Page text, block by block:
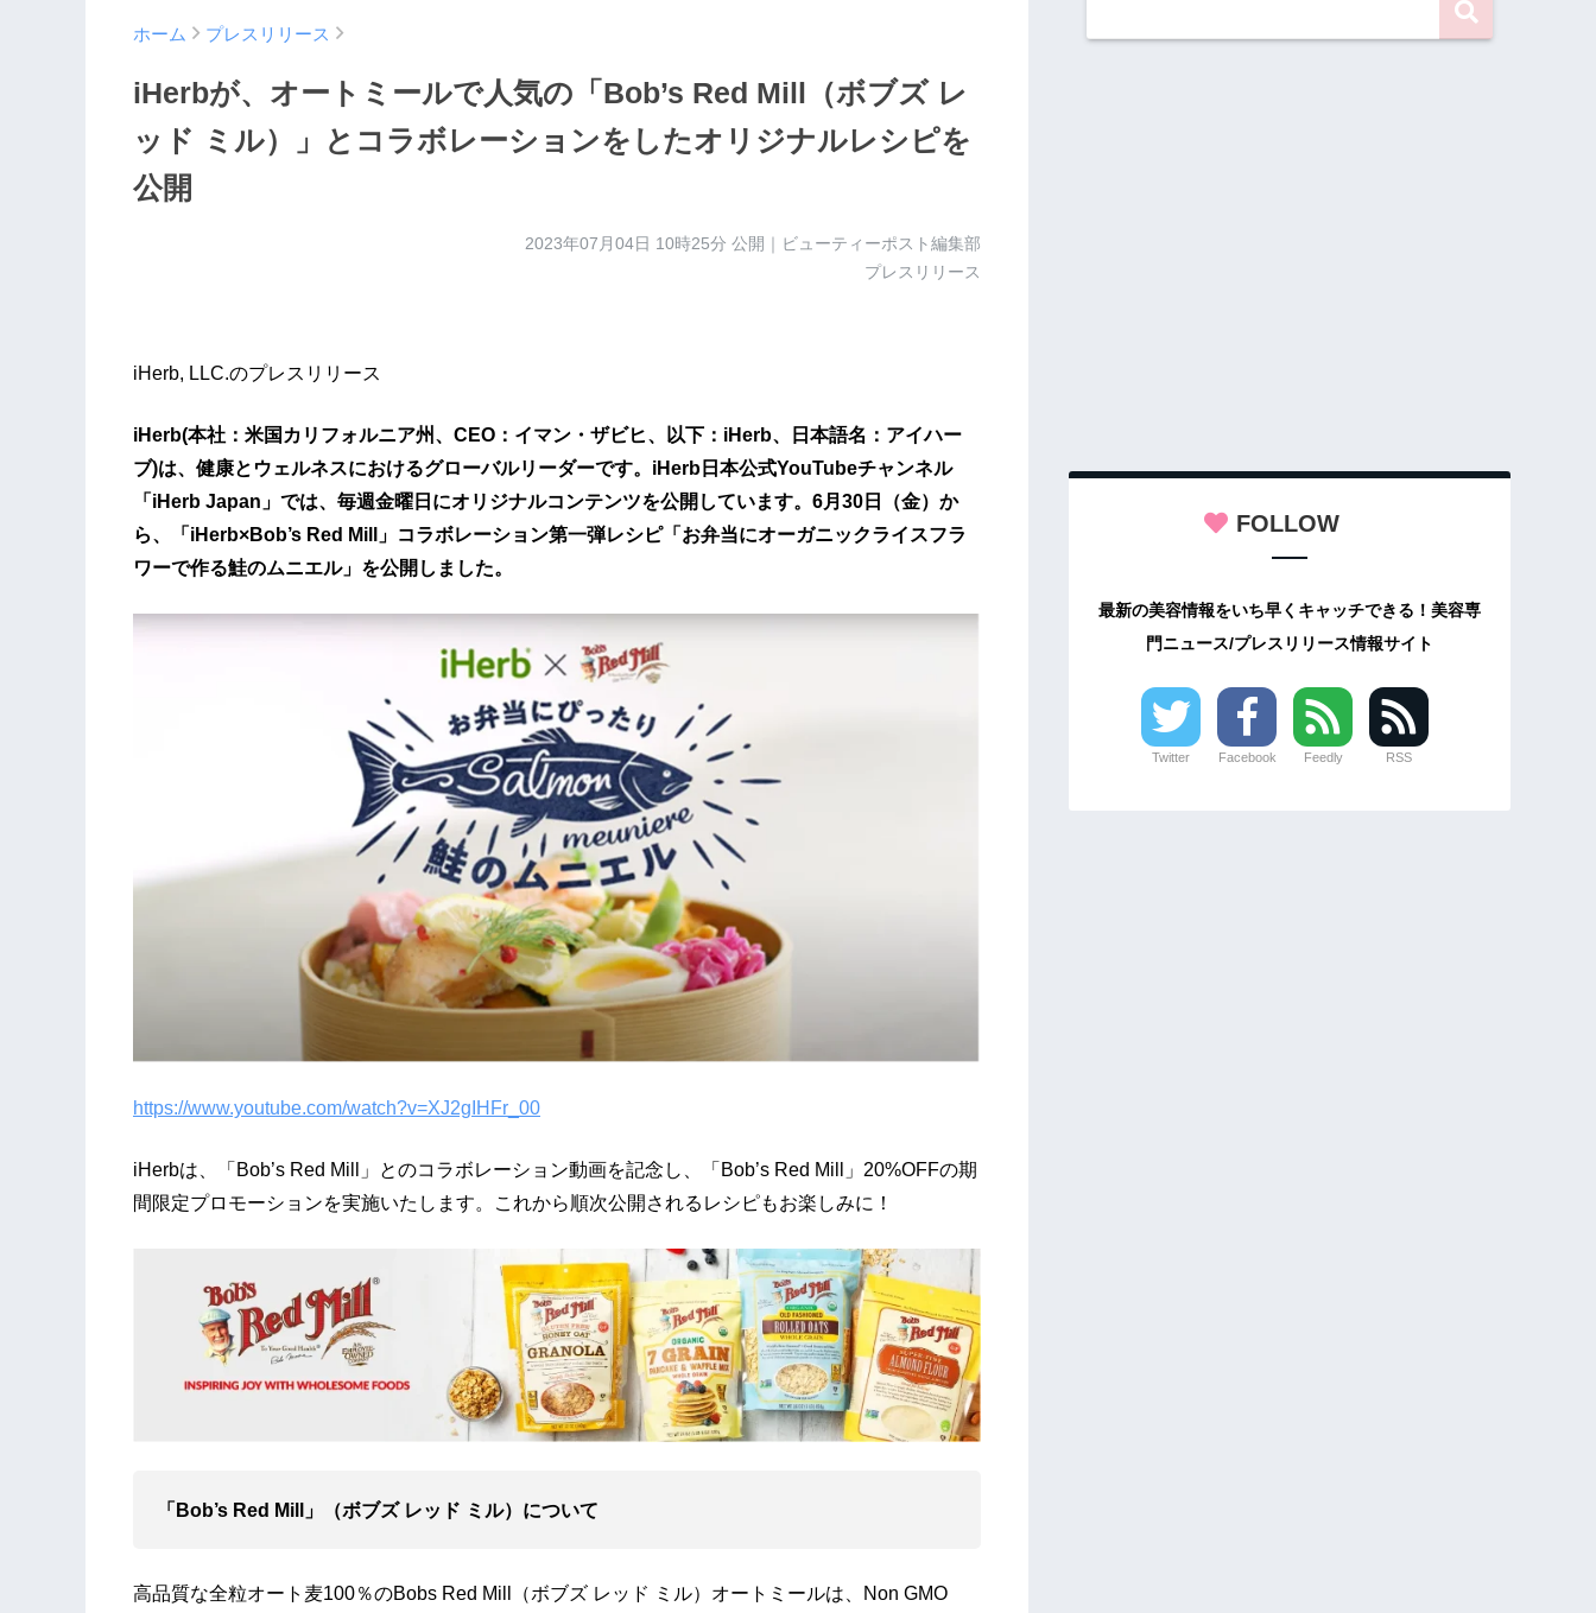
ホーム プレスリリース
iHerbが、オートミールで人気の「Bob’s Red Mill（ボブズ レ
ッド ミル）」とコラボレーションをしたオリジナルレシピを
公開
2023年07月04日 10時25分 公開｜ビューティーポスト編集部
プレスリリース
iHerb, LLC.のプレスリリース
iHerb(本社：米国カリフォルニア州、CEO：イマン・ザビヒ、以下：iHerb、日本語名：アイハー
ブ)は、健康とウェルネスにおけるグローバルリーダーです。iHerb日本公式YouTubeチャンネル
「iHerb Japan」では、毎週金曜日にオリジナルコンテンツを公開しています。6月30日（金）か
ら、「iHerb×Bob’s Red Mill」コラボレーション第一弾レシピ「お弁当にオーガニックライスフラ
ワーで作る鮭のムニエル」を公開しました。
https://www.youtube.com/watch?v=XJ2gIHFr_00
iHerbは、「Bob’s Red Mill」とのコラボレーション動画を記念し、「Bob’s Red Mill」20%OFFの期
間限定プロモーションを実施いたします。これから順次公開されるレシピもお楽しみに！
「Bob’s Red Mill」（ボブズ レッド ミル）について
高品質な全粒オート麦100％のBobs Red Mill（ボブズ レッド ミル）オートミールは、Non GMO
FOLLOW
最新の美容情報をいち早くキャッチできる！美容専
門ニュース/プレスリリース情報サイト
Twitter Facebook Feedly RSS